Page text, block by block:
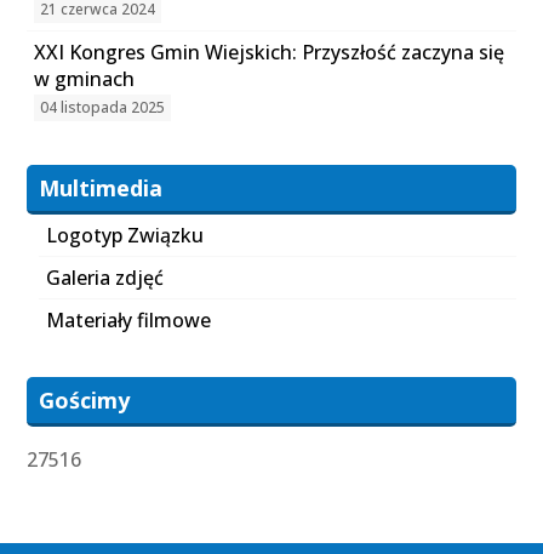
21 czerwca 2024
XXI Kongres Gmin Wiejskich: Przyszłość zaczyna się
w gminach
04 listopada 2025
Multimedia
Logotyp Związku
Galeria zdjęć
Materiały filmowe
Gościmy
27516